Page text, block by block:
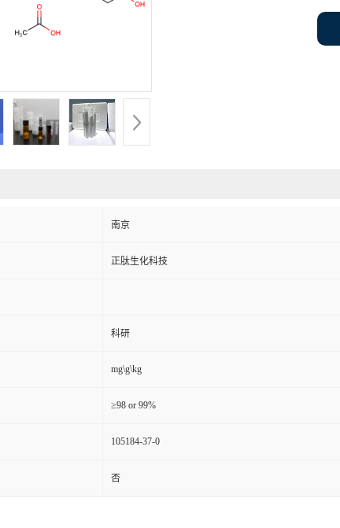
南京
正肽生化科技
科研
mg\g\kg
≥98 or 99%
105184-37-0
否